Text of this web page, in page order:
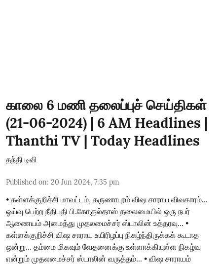
காலை 6 மணி தலைப்புச் செய்திகள்
(21-06-2024) | 6 AM Headlines |
Thanthi TV | Today Headlines
தந்தி டிவி
Published on: 20 Jun 2024, 7:35 pm
• கள்ளக்குறிச்சி மாவட்டம், கருணாபுரம் விஷ சாராய விவகாரம்...
ஓய்வு பெற்ற நீதிபதி பி.கோகுல்தாஸ் தலைமையில் ஒரு நபர்
ஆணையம் அமைத்து முதலமைச்சர் ஸ்டாலின் உத்தரவு... •
கள்ளக்குறிச்சி விஷ சாராய உயிரிழப்பு நிகழ்ந்திருக்கக் கூடாத
ஒன்று... தம்மை மிகவும் வேதனைக்கு உள்ளாக்கியுள்ள நிகழ்வு
என்றும் முதலமைச்சர் ஸ்டாலின் வருத்தம்... • விஷ சாராயம்